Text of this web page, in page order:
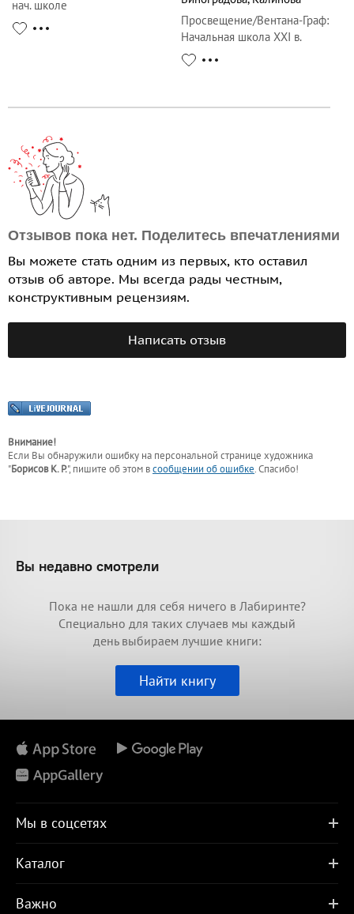
нач. школе
Просвещение/Вентана-Граф:
Начальная школа XXI в.
Окружающий мир
Отзывов пока нет. Поделитесь впечатлениями
Вы можете стать одним из первых, кто оставил
отзыв об авторе. Мы всегда рады честным,
конструктивным рецензиям.
Написать отзыв
Внимание!
Если Вы обнаружили ошибку на персональной странице художника
"Борисов К. Р.", пишите об этом всообщении об ошибке. Спасибо!
Вы недавно смотрели
Пока не нашли для себя ничего в Лабиринте?
Специально для таких случаев мы каждый
день выбираем лучшие книги:
Найти книгу
Мы в соцсетях
Каталог
Важно